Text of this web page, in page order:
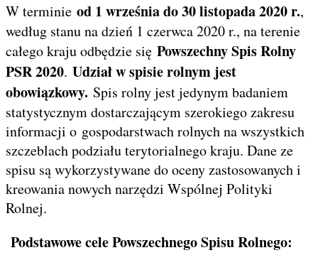
W terminie od 1 września do 30 listopada 2020 r.,
według stanu na dzień 1 czerwca 2020 r., na terenie
całego kraju odbędzie się Powszechny Spis Rolny
PSR 2020. Udział w spisie rolnym jest
obowiązkowy. Spis rolny jest jedynym badaniem
statystycznym dostarczającym szerokiego zakresu
informacji o gospodarstwach rolnych na wszystkich
szczeblach podziału terytorialnego kraju. Dane ze
spisu są wykorzystywane do oceny zastosowanych i
kreowania nowych narzędzi Wspólnej Polityki
Rolnej.
Podstawowe cele Powszechnego Spisu Rolnego: